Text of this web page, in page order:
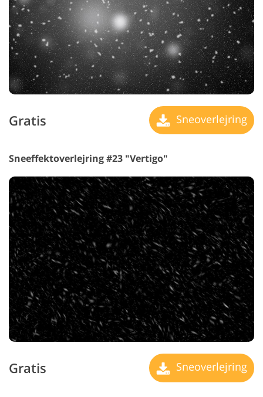
Gratis Sneoverlejring
Sneeffektoverlejring #23 "Vertigo"
Gratis Sneoverlejring